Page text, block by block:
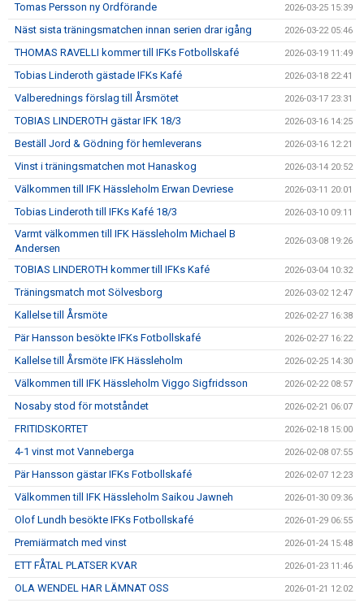
Tomas Persson ny Ordförande 2026-03-25 15:39
Näst sista träningsmatchen innan serien drar igång 2026-03-22 05:46
THOMAS RAVELLI kommer till IFKs Fotbollskafé 2026-03-19 11:49
Tobias Linderoth gästade IFKs Kafé 2026-03-18 22:41
Valberednings förslag till Årsmötet 2026-03-17 23:31
TOBIAS LINDEROTH gästar IFK 18/3 2026-03-16 14:25
Beställ Jord & Gödning för hemleverans 2026-03-16 12:21
Vinst i träningsmatchen mot Hanaskog 2026-03-14 20:52
Välkommen till IFK Hässleholm Erwan Devriese 2026-03-11 20:01
Tobias Linderoth till IFKs Kafé 18/3 2026-03-10 09:11
Varmt välkommen till IFK Hässleholm Michael B
Andersen
2026-03-08 19:26
TOBIAS LINDEROTH kommer till IFKs Kafé 2026-03-04 10:32
Träningsmatch mot Sölvesborg 2026-03-02 12:47
Kallelse till Årsmöte 2026-02-27 16:38
Pär Hansson besökte IFKs Fotbollskafé 2026-02-27 16:22
Kallelse till Årsmöte IFK Hässleholm 2026-02-25 14:30
Välkommen till IFK Hässleholm Viggo Sigfridsson 2026-02-22 08:57
Nosaby stod för motståndet 2026-02-21 06:07
FRITIDSKORTET 2026-02-18 15:00
4-1 vinst mot Vanneberga 2026-02-08 07:55
Pär Hansson gästar IFKs Fotbollskafé 2026-02-07 12:23
Välkommen till IFK Hässleholm Saikou Jawneh 2026-01-30 09:36
Olof Lundh besökte IFKs Fotbollskafé 2026-01-29 06:55
Premiärmatch med vinst 2026-01-24 15:48
ETT FÅTAL PLATSER KVAR 2026-01-23 11:46
OLA WENDEL HAR LÄMNAT OSS 2026-01-21 12:02